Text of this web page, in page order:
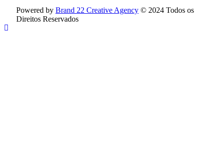
Powered by Brand 22 Creative Agency © 2024 Todos os
Direitos Reservados